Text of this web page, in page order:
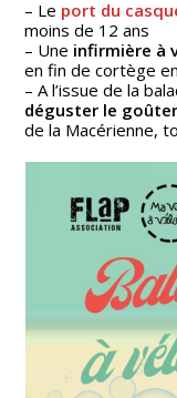
– Le port du
moins de 12 ans
– Une infirmière à
en fin de cortège
– A l’issue de la
déguster le goûter
de la Macérienne,